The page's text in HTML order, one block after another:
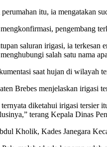
itu, ia mengatakan
pengembang
saluran irigasi, ia terkesan
salah satu nama
saat hujan di wilayah
Brebes menjelaskan irigasi
diketahui irigasi tersier
terang Kepala Dinas
Kholik, Kades Janegara